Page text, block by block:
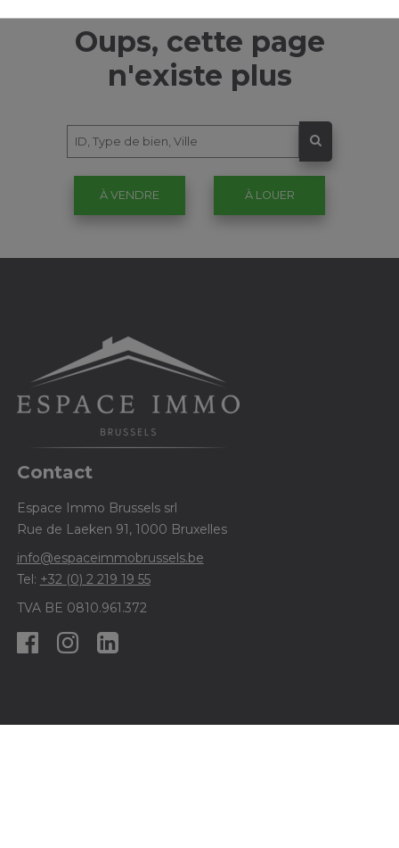
Oups, cette page
n'existe plus
À VENDRE À LOUER
Contact
Espace Immo Brussels srl
Rue de Laeken 91, 1000 Bruxelles
info@espaceimmobrussels.be
Tel: +32 (0) 2 219 19 55
TVA BE 0810.961.372